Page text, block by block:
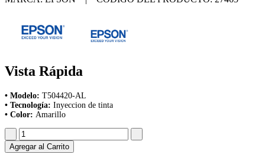
Vista Rápida
• Modelo: T504420-AL
• Tecnología: Inyeccion de tinta
• Color: Amarillo
Agregar al Carrito